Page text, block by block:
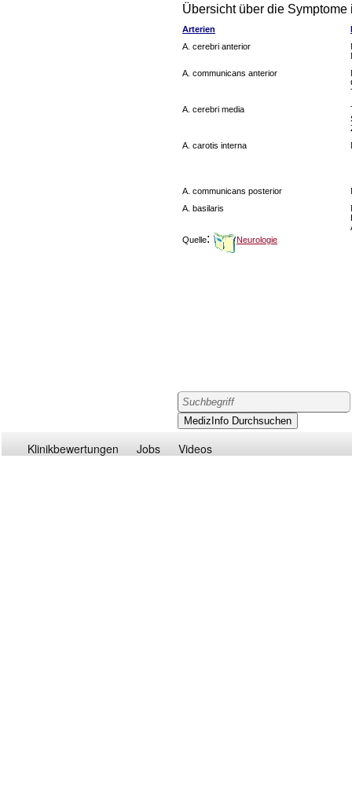
Übersicht über die
Arterien
A. cerebri anterior
A. communicans anterior
A. cerebri media
A. carotis interna
A. communicans posterior
A. basilaris
Quelle: Neurologie
Klinikbewertungen Jobs Videos